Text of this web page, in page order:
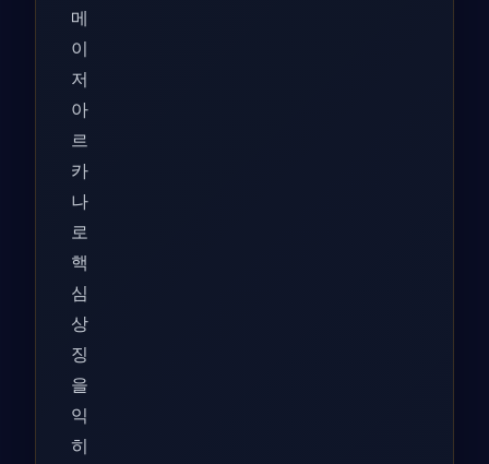
메
이
저
아
르
카
나
로
핵
심
상
징
을
익
히